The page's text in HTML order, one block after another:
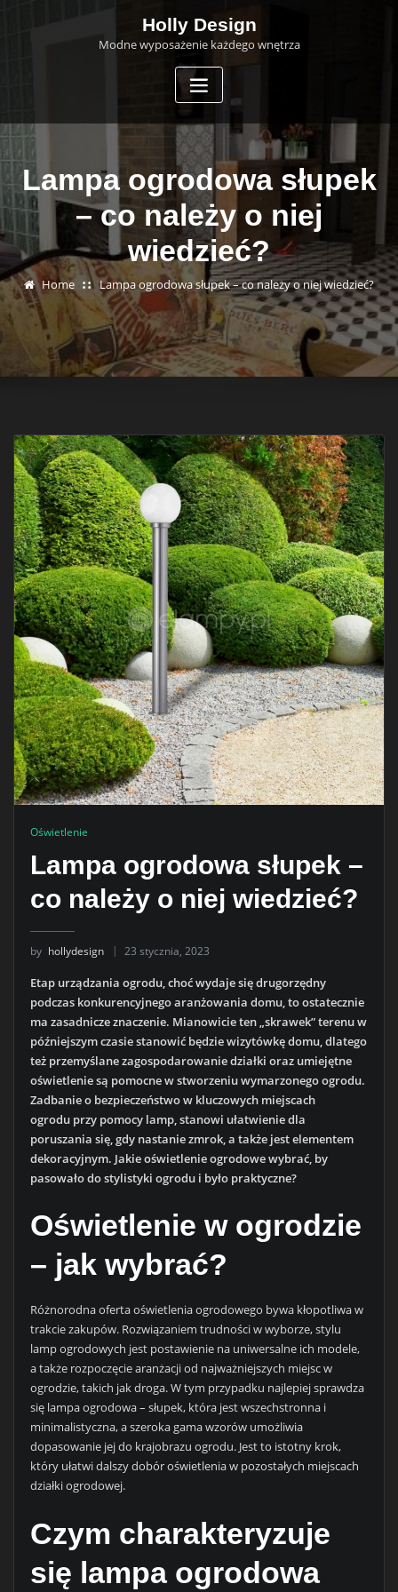
Holly Design
Modne wyposażenie każdego wnętrza
Lampa ogrodowa słupek
– co należy o niej
wiedzieć?
Home Lampa ogrodowa słupek – co należy o niej wiedzieć?
Oświetlenie
Lampa ogrodowa słupek –
co należy o niej wiedzieć?
by hollydesign 23 stycznia, 2023
Etap urządzania ogrodu, choć wydaje się drugorzędny
podczas konkurencyjnego aranżowania domu, to ostatecznie
ma zasadnicze znaczenie. Mianowicie ten „skrawek” terenu w
późniejszym czasie stanowić będzie wizytówkę domu, dlatego
też przemyślane zagospodarowanie działki oraz umiejętne
oświetlenie są pomocne w stworzeniu wymarzonego ogrodu.
Zadbanie o bezpieczeństwo w kluczowych miejscach
ogrodu przy pomocy lamp, stanowi ułatwienie dla
poruszania się, gdy nastanie zmrok, a także jest elementem
dekoracyjnym. Jakie oświetlenie ogrodowe wybrać, by
pasowało do stylistyki ogrodu i było praktyczne?
Oświetlenie w ogrodzie
– jak wybrać?
Różnorodna oferta oświetlenia ogrodowego bywa kłopotliwa w
trakcie zakupów. Rozwiązaniem trudności w wyborze, stylu
lamp ogrodowych jest postawienie na uniwersalne ich modele,
a także rozpoczęcie aranżacji od najważniejszych miejsc w
ogrodzie, takich jak droga. W tym przypadku najlepiej sprawdza
się lampa ogrodowa – słupek, która jest wszechstronna i
minimalistyczna, a szeroka gama wzorów umożliwia
dopasowanie jej do krajobrazu ogrodu. Jest to istotny krok,
który ułatwi dalszy dobór oświetlenia w pozostałych miejscach
działki ogrodowej.
Czym charakteryzuje
się lampa ogrodowa